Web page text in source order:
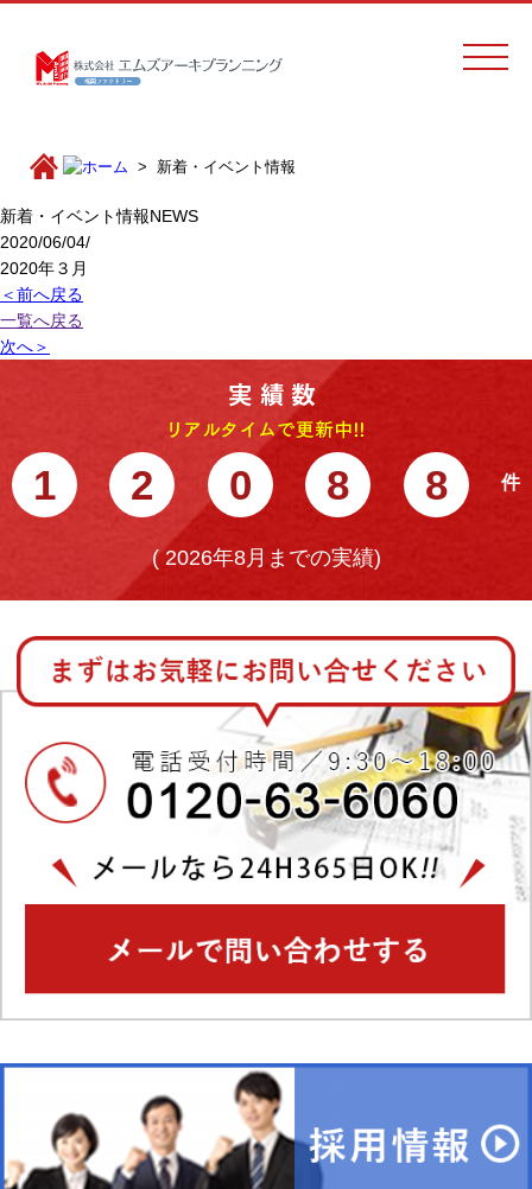
新着・イベント情報
新着・イベント情報NEWS
2020/06/04/
2020年３月
＜前へ戻る
一覧へ戻る
次へ＞
1 2 0 8 8
(2026年8月までの実績)